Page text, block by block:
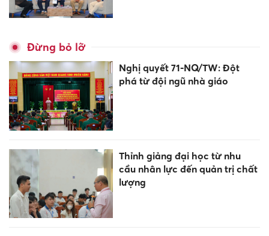
Đừng bỏ lỡ
Nghị quyết 71-NQ/TW: Đột
phá từ đội ngũ nhà giáo
Thỉnh giảng đại học từ nhu
cầu nhân lực đến quản trị chất
lượng